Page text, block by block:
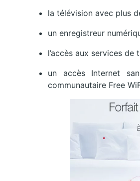
la télévision avec plus
un enregistreur
l’accès aux services
un accès Internet
communautaire Free